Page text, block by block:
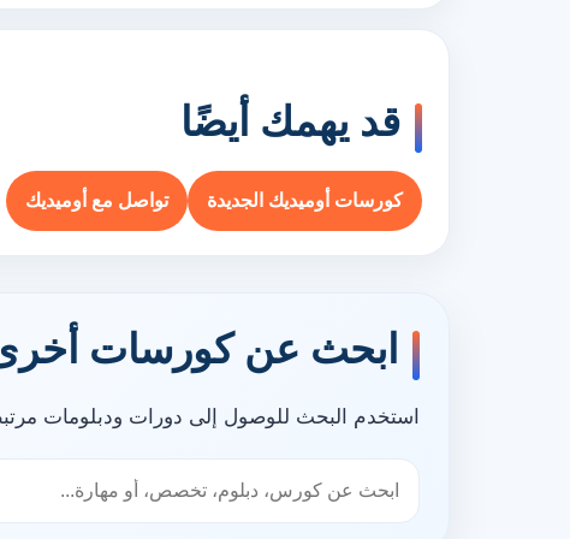
قد يهمك أيضًا
كورسات أوميديك الجديدة تواصل مع أوميديك
ابحث عن كورسات
استخدم البحث للوصول إلى دورات ودبلومات